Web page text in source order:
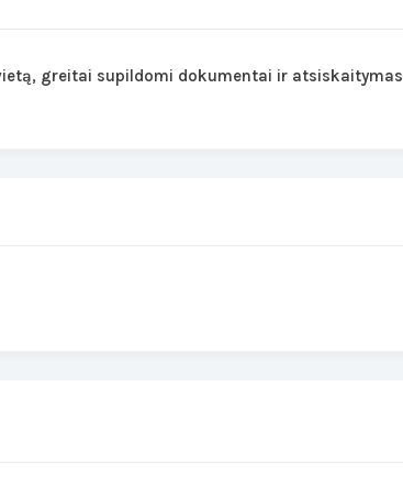
greitai supildomi dokumentai ir